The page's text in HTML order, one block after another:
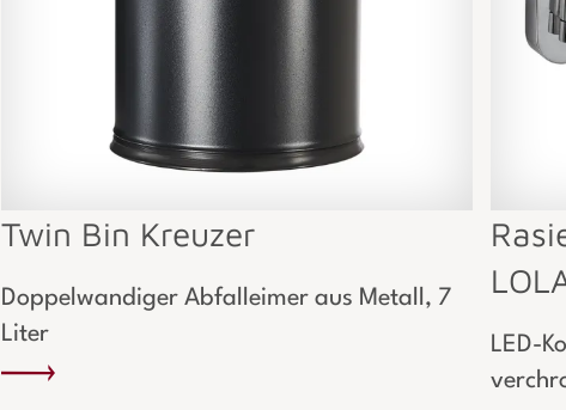
Twin Bin Kreuzer
Doppelwandiger Abfalleimer aus Metall, 7
Liter
LED-